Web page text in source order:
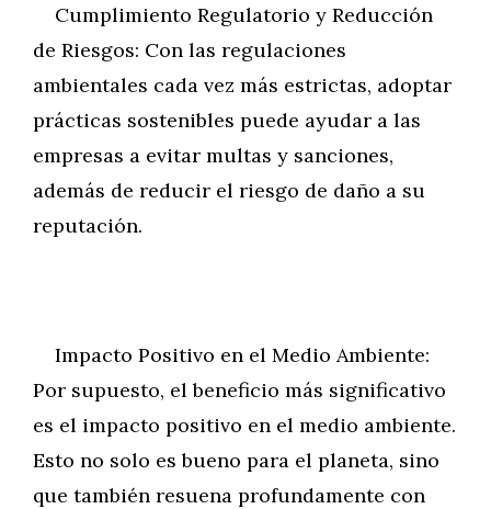
Cumplimiento Regulatorio y Reducción
de Riesgos: Con las regulaciones
ambientales cada vez más estrictas, adoptar
prácticas sostenibles puede ayudar a las
empresas a evitar multas y sanciones,
además de reducir el riesgo de daño a su
reputación.
Impacto Positivo en el Medio Ambiente:
Por supuesto, el beneficio más significativo
es el impacto positivo en el medio ambiente.
Esto no solo es bueno para el planeta, sino
que también resuena profundamente con